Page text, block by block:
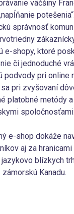
väčšiny
správnosť
e-shopy, ktoré
či jednoduché
podvody pri online
pri zvyšovaní
platobné metódy
spoločnosťami.
e-shop dokáže
aj za
blízkych
Kanadu.